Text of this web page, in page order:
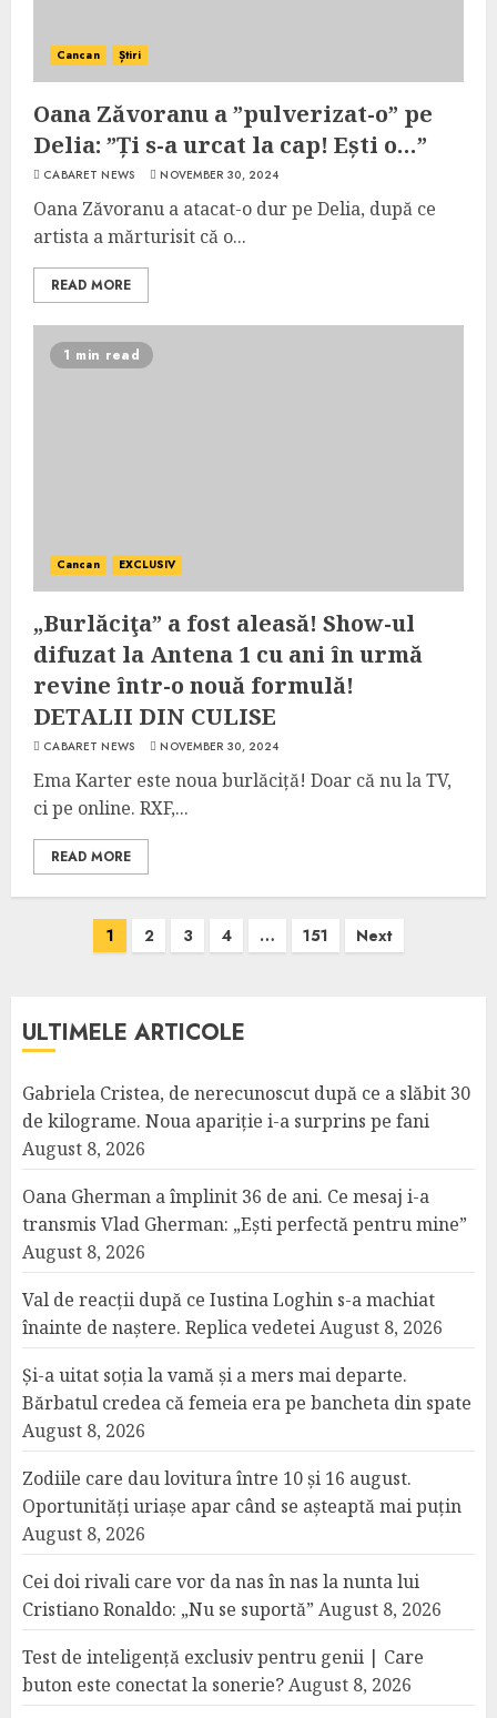
Cancan Știri
Oana Zăvoranu a ”pulverizat-o” pe
Delia: ”Ți s-a urcat la cap! Ești o…”
CABARET NEWS NOVEMBER 30, 2024
Oana Zăvoranu a atacat-o dur pe Delia, după ce
artista a mărturisit că o...
READ MORE
1 min read
Cancan EXCLUSIV
„Burlăciţa” a fost aleasă! Show-ul
difuzat la Antena 1 cu ani în urmă
revine într-o nouă formulă!
DETALII DIN CULISE
CABARET NEWS NOVEMBER 30, 2024
Ema Karter este noua burlăciță! Doar că nu la TV,
ci pe online. RXF,...
READ MORE
1 2 3 4 … 151 Next
ULTIMELE ARTICOLE
Gabriela Cristea, de nerecunoscut după ce a slăbit 30
de kilograme. Noua apariție i-a surprins pe fani
August 8, 2026
Oana Gherman a împlinit 36 de ani. Ce mesaj i-a
transmis Vlad Gherman: „Ești perfectă pentru mine”
August 8, 2026
Val de reacții după ce Iustina Loghin s-a machiat
înainte de naștere. Replica vedeteiAugust 8, 2026
Și-a uitat soția la vamă și a mers mai departe.
Bărbatul credea că femeia era pe bancheta din spate
August 8, 2026
Zodiile care dau lovitura între 10 și 16 august.
Oportunități uriașe apar când se așteaptă mai puțin
August 8, 2026
Cei doi rivali care vor da nas în nas la nunta lui
Cristiano Ronaldo: „Nu se suportă” August 8, 2026
Test de inteligență exclusiv pentru genii | Care
buton este conectat la sonerie?August 8, 2026